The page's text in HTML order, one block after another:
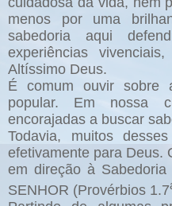
menos por uma
sabedoria aqui
experiências
Altíssimo Deus.
É comum ouvir sobre
popular. Em nossa
encorajadas a buscar
Todavia, muitos
efetivamente para Deus.
em direção à
SENHOR (Provérbios 1.7